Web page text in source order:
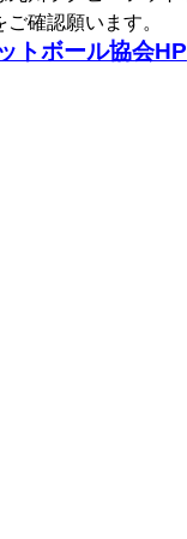
確認願います。
トボール協会HP